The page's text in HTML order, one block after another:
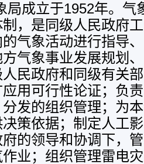
局成立于1952年。气
，是同级人民政府
气象活动进行指导
气象事业发展规划
民政府和同级有关
用可行性论证；负
发的组织管理；为
策依据；制定人工
的领导和协调下，
业；组织管理雷电